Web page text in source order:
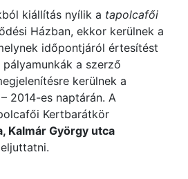
kiállítás nyílik a tapolcafői
Házban, ekkor kerülnek a
időpontjáról értesítést
a szerző
kerülnek a
2014-es naptárán. A
Kertbarátkör
Kalmár György utca